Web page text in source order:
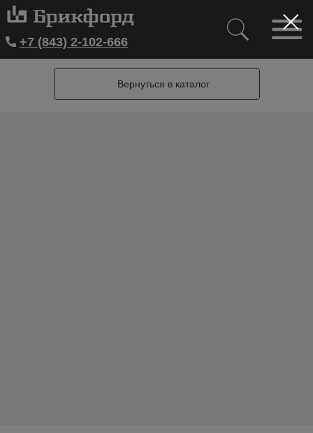
+7 (843) 2-102-666
Вернуться в каталог